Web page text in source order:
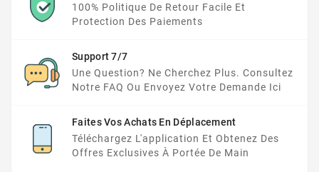
100% Politique De Retour Facile Et
Protection Des Paiements
Support 7/7
Une Question? Ne Cherchez Plus. Consultez
Notre FAQ Ou Envoyez Votre Demande Ici
Faites Vos Achats En Déplacement
Téléchargez L'application Et Obtenez Des
Offres Exclusives À Portée De Main